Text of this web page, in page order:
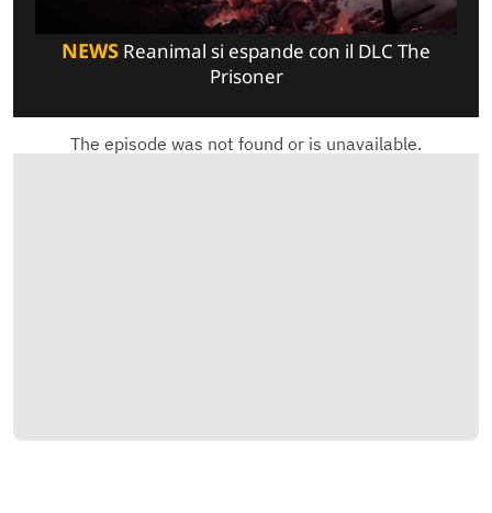
NEWS Reanimal si espande con il DLC The
Prisoner